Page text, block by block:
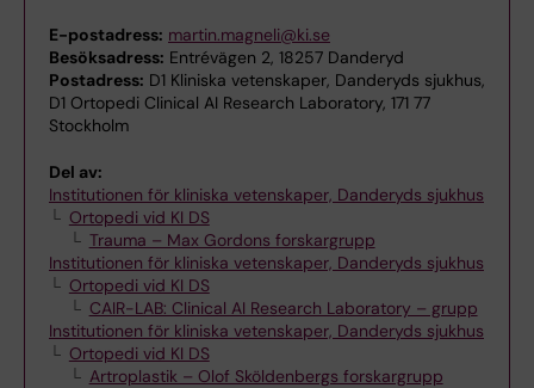
E-postadress: martin.magneli@ki.se
Besöksadress: Entrévägen 2, 18257 Danderyd
Postadress: D1 Kliniska vetenskaper, Danderyds sjukhus,
D1 Ortopedi Clinical AI Research Laboratory, 171 77
Stockholm
Del av:
Institutionen för kliniska vetenskaper, Danderyds sjukhus
Ortopedi vid KI DS
Trauma – Max Gordons forskargrupp
Institutionen för kliniska vetenskaper, Danderyds sjukhus
Ortopedi vid KI DS
CAIR-LAB: Clinical AI Research Laboratory – grupp
Institutionen för kliniska vetenskaper, Danderyds sjukhus
Ortopedi vid KI DS
Artroplastik – Olof Sköldenbergs forskargrupp